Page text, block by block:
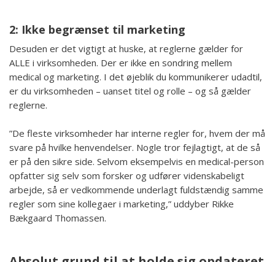
2: Ikke begrænset til marketing
Desuden er det vigtigt at huske, at reglerne gælder for
ALLE i virksomheden. Der er ikke en sondring mellem
medical og marketing. I det øjeblik du kommunikerer udadtil,
er du virksomheden – uanset titel og rolle – og så gælder
reglerne.
”De fleste virksomheder har interne regler for, hvem der må
svare på hvilke henvendelser. Nogle tror fejlagtigt, at de så
er på den sikre side. Selvom eksempelvis en medical-person
opfatter sig selv som forsker og udfører videnskabeligt
arbejde, så er vedkommende underlagt fuldstændig samme
regler som sine kollegaer i marketing,” uddyber Rikke
Bækgaard Thomassen.